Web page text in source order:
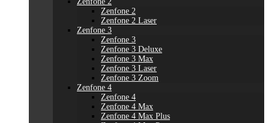
Zenfone 2
Zenfone 2 Laser
Zenfone 3
Zenfone 3
Zenfone 3 Deluxe
Zenfone 3 Max
Zenfone 3 Laser
Zenfone 3 Zoom
Zenfone 4
Zenfone 4
Zenfone 4 Max
Zenfone 4 Max Plus